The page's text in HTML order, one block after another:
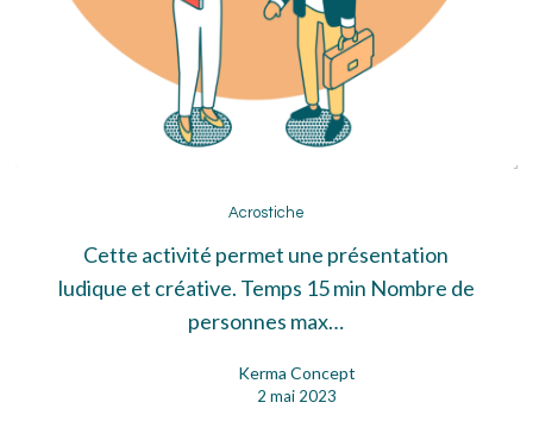
Acrostiche
Cette activité permet une présentation
ludique et créative. Temps 15 min Nombre de
personnes max…
Kerma Concept
2 mai 2023